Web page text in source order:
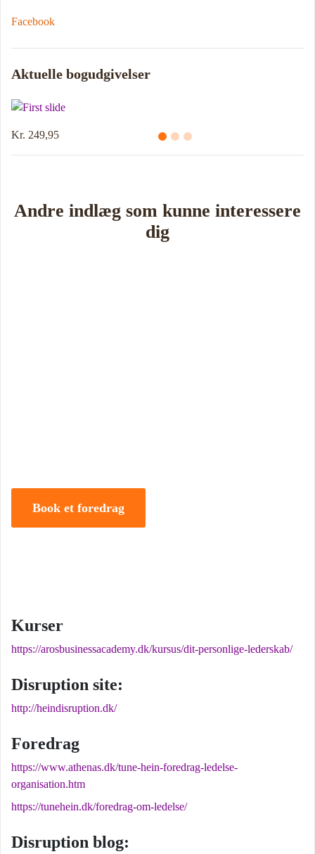
Facebook
Aktuelle bogudgivelser
Kr. 249,95
Andre indlæg som kunne interessere
dig
Book et foredrag
Kurser
https://arosbusinessacademy.dk/kursus/dit-personlige-lederskab/
Disruption site:
http://heindisruption.dk/
Foredrag
https://www.athenas.dk/tune-hein-foredrag-ledelse-
organisation.htm
https://tunehein.dk/foredrag-om-ledelse/
Disruption blog: